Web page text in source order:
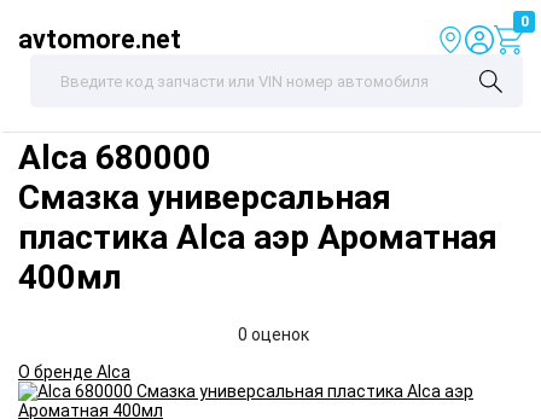
avtomore.net
0
Alca 680000
Смазка универсальная
пластика Alca аэр Ароматная
400мл
0 оценок
О бренде Alca